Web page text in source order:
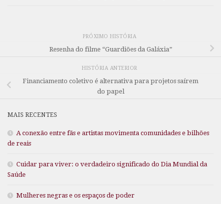
PRÓXIMO HISTÓRIA
Resenha do filme “Guardiões da Galáxia”
HISTÓRIA ANTERIOR
Financiamento coletivo é alternativa para projetos saírem
do papel
MAIS RECENTES
A conexão entre fãs e artistas movimenta comunidades e bilhões
de reais
Cuidar para viver: o verdadeiro significado do Dia Mundial da
Saúde
Mulheres negras e os espaços de poder